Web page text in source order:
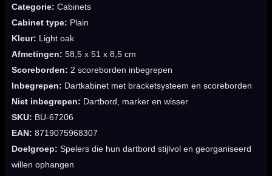
Categorie: Cabinets
Cabinet type: Plain
Kleur: Light oak
Afmetingen: 58,5 x 51 x 8,5 cm
Scoreborden: 2 scoreborden inbegrepen
Inbegrepen: Dartkabinet met bracketsysteem en scoreborden
Niet inbegrepen: Dartbord, marker en wisser
SKU: BU-67206
EAN: 8719075968307
Doelgroep: Spelers die hun dartbord stijlvol en georganiseerd
willen ophangen